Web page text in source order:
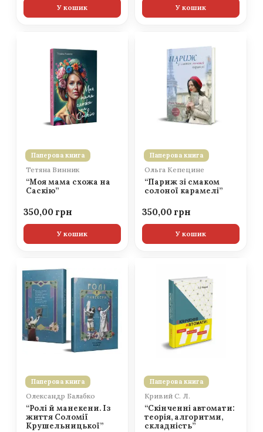
У кошик У кошик
Паперова книга
Тетяна Винник
“Моя мама схожа на
Саскію”
350,00
У кошик
Паперова книга
Ольга Кепецине
“Париж зі смаком
солоної карамелі”
350,00
У кошик
Паперова книга
Олександр Балабко
“Ролі й манекени. Із
життя Соломії
Крушельницької”
Паперова книга
Кривий С. Л.
“Скінченні автомати:
теорія, алгоритми,
складність”